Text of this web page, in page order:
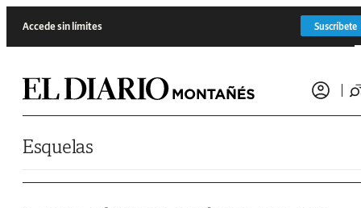
Accede sin límites Suscríbete
Esquelas